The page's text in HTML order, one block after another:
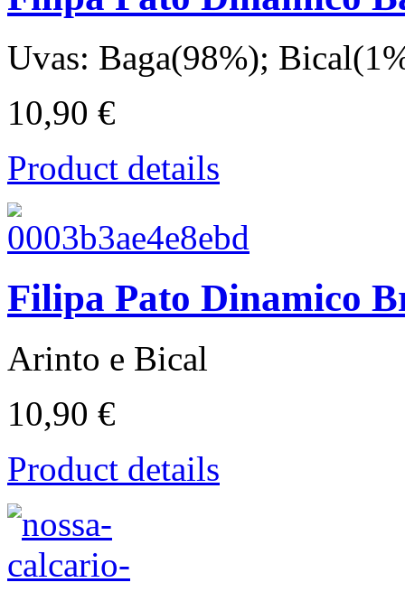
Uvas: Baga(98%);
10,90 €
Product details
Filipa Pato Dinamico
Arinto e Bical
10,90 €
Product details